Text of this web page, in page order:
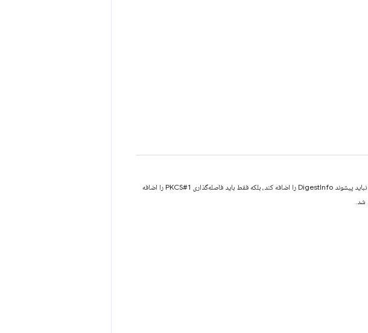
الگوریتم امضای RSASSA PKCS#1 v1.5 را با هشینگ MD5-SHA-1 مشخص می‌کند. افزونه نباید پیشوند DigestInfo را اضافه کند، بلکه فقط باید فاصله‌گذاری PKCS#1 را اضافه